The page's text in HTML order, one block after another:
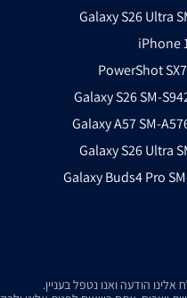
Galaxy S26 Ultra
iPhone
PowerShot
Galaxy S26 SM-
Galaxy A57 SM-
Galaxy S26 Ultra
Galaxy Buds4 Pro